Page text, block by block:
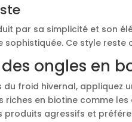
par sa simplicité et son
sophistiquée. Ce style reste
ongles en
froid hivernal, appliquez
riches en biotine comme
produits agressifs et